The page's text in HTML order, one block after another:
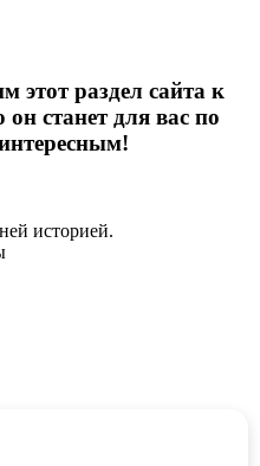
этот раздел сайта к
станет для вас по
историей.